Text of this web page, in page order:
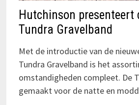
Hutchinson presenteert
Tundra Gravelband
Met de introductie van de
Tundra Gravelband is het
omstandigheden compleet. De
gemaakt voor de natte en